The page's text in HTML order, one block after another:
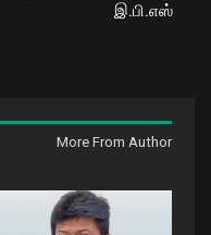
இ.பி.எஸ்
More From Author